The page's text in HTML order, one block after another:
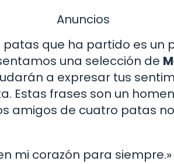
Anuncios
que ha partido es un
una selección de
a expresar tus
Estas frases son un
amigos de cuatro patas
mi corazón para siempre.»